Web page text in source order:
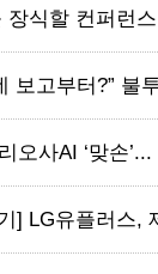
장식할 컨퍼런
보고부터?” 불
오사AI ‘맞손
] LG유플러스,